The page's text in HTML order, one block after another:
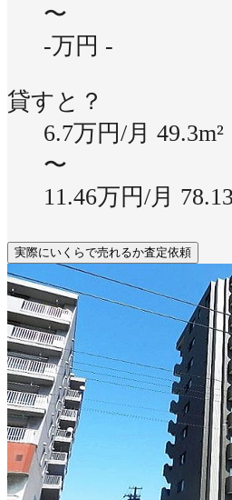
〜
-万円 -
貸すと？
6.7万円/月 49.3m²
〜
11.46万円/月
実際にいくらで売れるか査定依頼